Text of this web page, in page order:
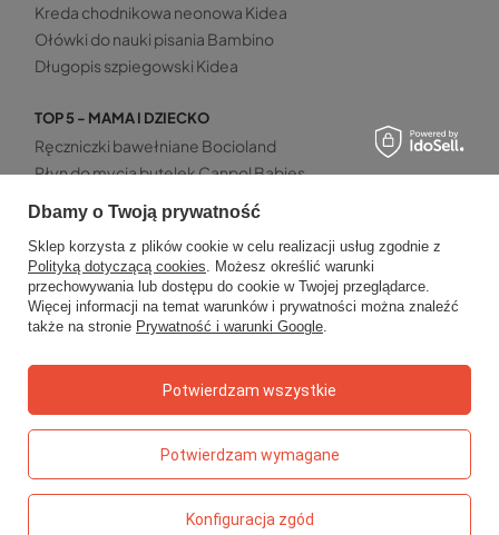
Kreda chodnikowa neonowa Kidea
Ołówki do nauki pisania Bambino
Długopis szpiegowski Kidea
TOP 5 - MAMA I DZIECKO
Ręczniczki bawełniane Bocioland
Płyn do mycia butelek Canpol Babies
Szczoteczka do zębów Akuku 0-2 lata
Patyczki z ogranicznikiem Bocioland
Mata wodna sensoryczna Akuku
Status zamówienia
Śledzenie przesyłki
Chcę zareklamować produkt
Dbamy o Twoją prywatność
Sklep korzysta z plików cookie w celu realizacji usług zgodnie z
Polityką dotyczącą cookies. Możesz określić warunki
przechowywania lub dostępu do cookie w Twojej przeglądarce.
Więcej informacji na temat warunków i prywatności można znaleźć
także na stronie Prywatność i warunki Google.
Potwierdzam wymagane
Konfiguracja zgód
Potwierdzam wszystkie